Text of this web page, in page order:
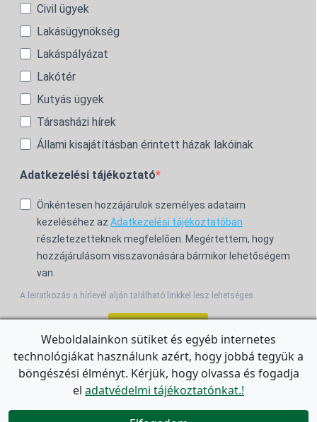
Civil ügyek
Lakásügynökség
Lakáspályázat
Lakótér
Kutyás ügyek
Társasházi hírek
Állami kisajátításban érintett házak lakóinak
Adatkezelési tájékoztató
Önkéntesen hozzájárulok személyes adataim
kezeléséhez az Adatkezelési tájékoztatóban
részletezetteknek megfelelően. Megértettem, hogy
hozzájárulásom visszavonására bármikor lehetőségem
van.
A leiratkozás a hírlevél alján található linkkel lesz lehetséges.
For the English Newsletter, clickHERE.

Weboldalainkon sütiket és egyéb internetes
technológiákat használunk azért, hogy jobbá tegyük a
böngészési élményt. Kérjük, hogy olvassa és fogadja
el adatvédelmi tájékoztatónkat.!